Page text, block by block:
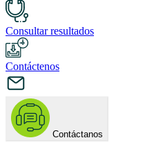
Consultar resultados
Contáctenos
Contáctanos